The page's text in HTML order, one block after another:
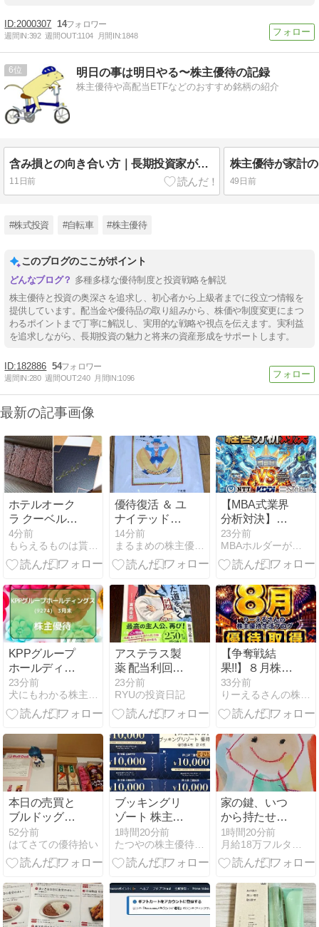
2000307 14
週間IN:392 週間OUT:1104 月間IN:1848
6 明日の事は明日やる〜株主優待の記録
株主優待や高配当ETFなどのおすすめ銘柄の紹介
含み損との向き合い方｜長期投資家が冷静さを取り戻すための思考法
11日前 49日前
#株式投資 #自転車 #株主優待
このブログのここがポイント
多種多様な優待制度と投資戦略を解説
株主優待と投資の奥深さを追求し、初心者から上級者までに役立つ情報を
提供しています。配当金や優待品の取り組みから、株価や制度変更にまつ
わるポイントまで丁寧に解説し、実用的な戦略や視点を伝えます。実利益
を追求しながら、長期投資の魅力と将来の資産形成をサポートします。
182886 54
週間IN:280 週間OUT:240 月間IN:1096
最新の記事画像
ホテルオーク
ラ クーベルチ
ュールショコ
ラケーキ
4分前
もらえるものは貰っちゃおっ！
優待復活 ＆ ユ
ナイテッド・
スーパーマー
ケット・ホー
ルディングス
グレ都市デザ
インの優待
14分前
まるまめの株主優待と手抜きなお気楽ブログ
【MBA式業界
分析対決】通
信メガ3社
（NTT vs
KDDI vs ソフ
未来戦略は全
く違う😳
23分前
MBAホルダーが保有している株主優待銘柄
KPPグループ
ホールディン
グス（9274）
株主優待
1,000円分の図
NEXT（3月・
9月末優待）
23分前
犬にもわかる株主優待
アステラス製
薬 配当利回り
は物足りな
い？
23分前
RYUの投資日記
【争奪戦結
果!!】８月株主
優待権利取得
状況を発表！
8月7日まで
33分前
りーえるさんの株主優待生活ブログ
本日の売買と
ブルドッグソ
ース様からの
優待
52分前
はてさての優待拾い
ブッキングリ
ゾート 株主優
待 到着、いつ
届く｜使い
方・使える施
詳しく紹介
1時間20分前
たつやの株主優待＆配当金・分配金で まったりライフ！
家の鍵、いつ
から持たせ
る？
1時間20分前